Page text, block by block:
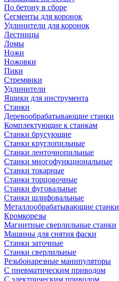
По бетону в сборе
Сегменты для коронок
Удлинители для коронок
Лестницы
Ломы
Ножи
Ножовки
Пики
Стремянки
Удлинители
Ящики для инструмента
Станки
Деревообрабатывающие станки
Комплектующие к станкам
Станки брусующие
Станки круглопильные
Станки ленточнопильные
Станки многофункциональные
Станки токарные
Станки торцовочные
Станки фуговальные
Станки шлифовальные
Металлообрабатывающие станки
Кромкорезы
Магнитные сверлильные станки
Машины для снятия фаски
Станки заточные
Станки сверлильные
Резьбонарезные манипуляторы
С пневматическим приводом
С электрическим приводом